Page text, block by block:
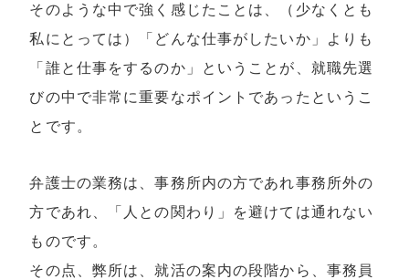
そのような中で強く感じたことは、（少なくとも
私にとっては）「どんな仕事がしたいか」よりも
「誰と仕事をするのか」ということが、就職先選
びの中で非常に重要なポイントであったというこ
とです。
弁護士の業務は、事務所内の方であれ事務所外の
方であれ、「人との関わり」を避けては通れない
ものです。
その点、弊所は、就活の案内の段階から、事務員